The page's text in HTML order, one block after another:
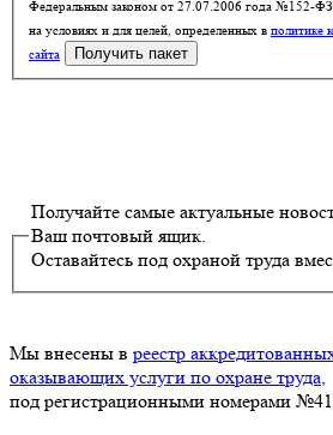
Федеральным законом от 27.07.2006 года №152-
на условиях и для целей, определенных в политике
сайта
Получайте самые актуальные
Ваш почтовый ящик.
Оставайтесь под охраной труда
Мы внесены в реестр
оказывающих услуги по охране труда,
под регистрационными номерами